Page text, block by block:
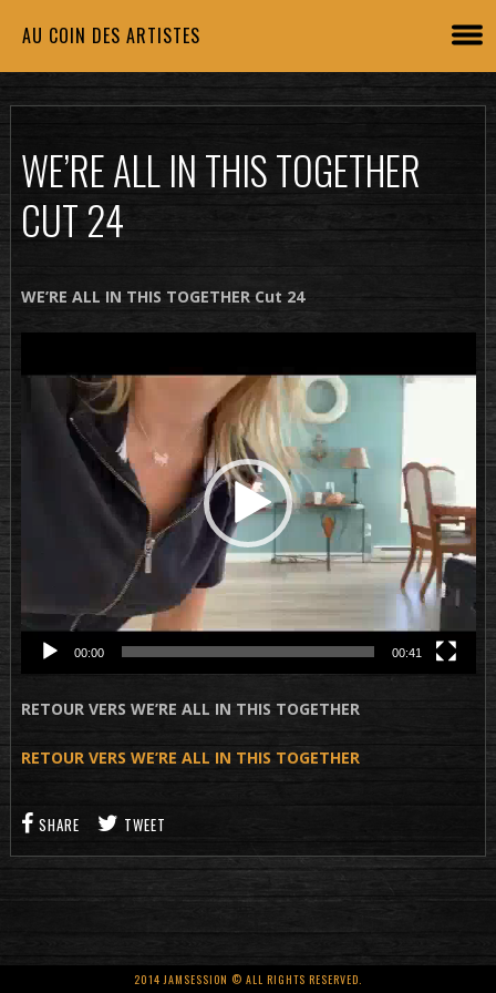
AU COIN DES ARTISTES
WE’RE ALL IN THIS TOGETHER
CUT 24
WE’RE ALL IN THIS TOGETHER Cut 24
vidéo
00:00 00:41
RETOUR VERS WE’RE ALL IN THIS TOGETHER
RETOUR VERS WE’RE ALL IN THIS TOGETHER
SHARE TWEET
2014 JAMSESSION © ALL RIGHTS RESERVED.